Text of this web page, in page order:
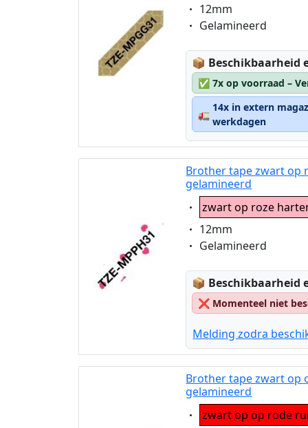
Eigenschaft:
12mm
Eigenschaft:
Gelamineerd
📦 Lagerstatus:
Beschikbaarheid
✅ 7x op voorraad –
🚛
14x in extern
werkdagen
Brother tape zwart op
gelamineerd
Eigenschaft:
zwart op roze
Eigenschaft:
12mm
Eigenschaft:
Gelamineerd
📦 Lagerstatus:
Beschikbaarheid
❌ Momenteel niet
Melding zodra
Brother tape zwart op
gelamineerd
Eigenschaft:
zwart op op rode